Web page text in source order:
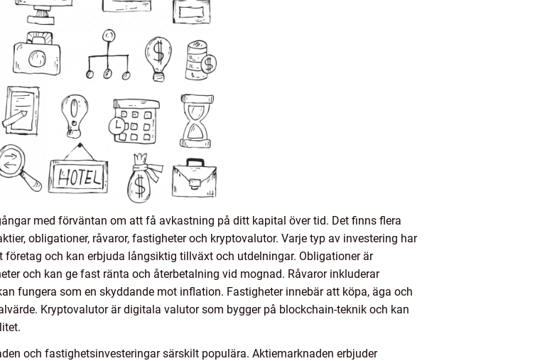
med förväntan om att få avkastning på ditt kapital över tid. Det finns flera
obligationer, råvaror, fastigheter och kryptovalutor. Varje typ av investering har
och kan erbjuda långsiktig tillväxt och utdelningar. Obligationer är
och kan ge fast ränta och återbetalning vid mognad. Råvaror inkluderar
fungera som en skyddande mot inflation. Fastigheter innebär att köpa, äga och
Kryptovalutor är digitala valutor som bygger på blockchain-teknik och kan
och fastighetsinvesteringar särskilt populära. Aktiemarknaden erbjuder